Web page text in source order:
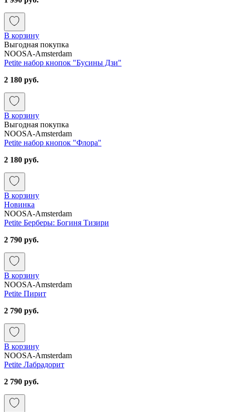
В корзину
Выгодная покупка
NOOSA-Amsterdam
Petite набор кнопок "Бусины Дзи"
2 180 руб.
В корзину
Выгодная покупка
NOOSA-Amsterdam
Petite набор кнопок "Флора"
2 180 руб.
В корзину
Новинка
NOOSA-Amsterdam
Petite Берберы: Богиня Тизири
2 790 руб.
В корзину
NOOSA-Amsterdam
Petite Пирит
2 790 руб.
В корзину
NOOSA-Amsterdam
Petite Лабрадорит
2 790 руб.